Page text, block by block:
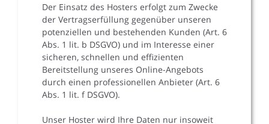
Der Einsatz des Hosters erfolgt zum Zwecke
der Vertragserfüllung gegenüber unseren
potenziellen und bestehenden Kunden (Art. 6
Abs. 1 lit. b DSGVO) und im Interesse einer
sicheren, schnellen und effizienten
Bereitstellung unseres Online-Angebots
durch einen professionellen Anbieter (Art. 6
Abs. 1 lit. f DSGVO).
Unser Hoster wird Ihre Daten nur insoweit